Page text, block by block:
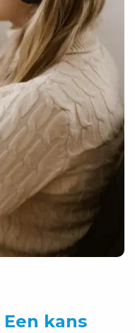
kans